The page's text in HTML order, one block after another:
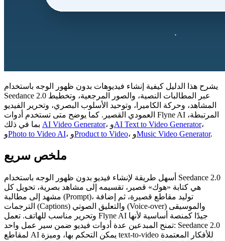
يشرح هذا الدليل كيفية إنشاء فيديوهات بدون ظهور الوجه باستخدام
Seedance 2.0 عبر المطالبات النصية، والصور المرجعية، وتخطيط
المشاهد، وحركة الكاميرا، وتوحيد الأسلوب البصري، وتحرير الفيديو
العمودي القصير. كما يوضح متى تستخدم أدوات Flyne AI المرتبطة،
AI Video Generator ، وAI Text to Video Generator،
وPhoto to Video AI ، وProduct to Video ، وMusic Video Generator.
ملخص سريع
أسهل طريقة لإنشاء فيديو بدون ظهور الوجه باستخدام Seedance 2.0
هي كتابة «هوك» قصير، تقسيمه إلى مشاهد بصرية، تحويل كل
مشهد إلى مطالبة (Prompt)، توليد مقاطع قصيرة، ثم إضافة
الترجمات (Captions) والتعليق الصوتي (Voice-over) والموسيقى
وتحرير مناسب للهاتف. تعمل Flyne AI جيدًا كمنصة أساسية لأنها
تمنح المبدعين عدة أدوات فيديو ضمن سير عمل واحد: Seedance 2.0
لمقاطع AI يمكن التحكم بها، وميزة text-to-video للأفكار المعتمدة